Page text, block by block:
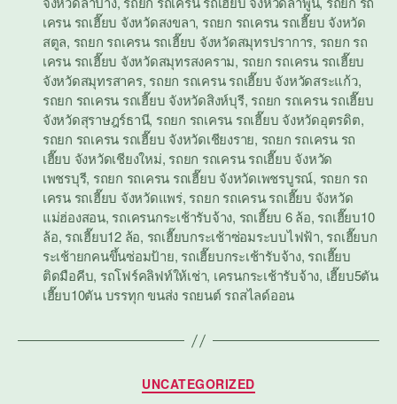
เครน รถเฮี๊ยบ จังหวัดสงขลา, รถยก รถเครน รถเฮี๊ยบ จังหวัด
สตูล, รถยก รถเครน รถเฮี๊ยบ จังหวัดสมุทรปราการ, รถยก รถ
เครน รถเฮี๊ยบ จังหวัดสมุทรสงคราม, รถยก รถเครน รถเฮี๊ยบ
จังหวัดสมุทรสาคร, รถยก รถเครน รถเฮี๊ยบ จังหวัดสระแก้ว,
รถยก รถเครน รถเฮี๊ยบ จังหวัดสิงห์บุรี, รถยก รถเครน รถเฮี๊ยบ
จังหวัดสุราษฎร์ธานี, รถยก รถเครน รถเฮี๊ยบ จังหวัดอุตรดิต,
รถยก รถเครน รถเฮี๊ยบ จังหวัดเชียงราย, รถยก รถเครน รถ
เฮี๊ยบ จังหวัดเชียงใหม่, รถยก รถเครน รถเฮี๊ยบ จังหวัด
เพชรบุรี, รถยก รถเครน รถเฮี๊ยบ จังหวัดเพชรบูรณ์, รถยก รถ
เครน รถเฮี๊ยบ จังหวัดแพร่, รถยก รถเครน รถเฮี๊ยบ จังหวัด
แม่ฮ่องสอน, รถเครนกระเช้ารับจ้าง, รถเฮี๊ยบ 6 ล้อ, รถเฮี๊ยบ10
ล้อ, รถเฮี๊ยบ12 ล้อ, รถเฮี๊ยบกระเช้าซ่อมระบบไฟฟ้า, รถเฮี๊ยบก
ระเช้ายกคนขึ้นซ่อมป้าย, รถเฮี๊ยบกระเช้ารับจ้าง, รถเฮี๊ยบ
ติดมือคีบ, รถโฟร์คลิฟท์ให้เช่า, เครนกระเช้ารับจ้าง, เฮี๊ยบ5ตัน
เฮี๊ยบ10ตัน บรรทุก ขนส่ง รถยนต์ รถสไลด์ออน
Categories
UNCATEGORIZED